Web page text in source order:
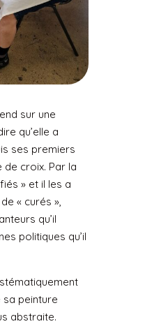
sur une
qu’elle a
ses premiers
croix. Par la
» et il les a
« curés »,
qu’il
politiques qu’il
peinture
abstraite.